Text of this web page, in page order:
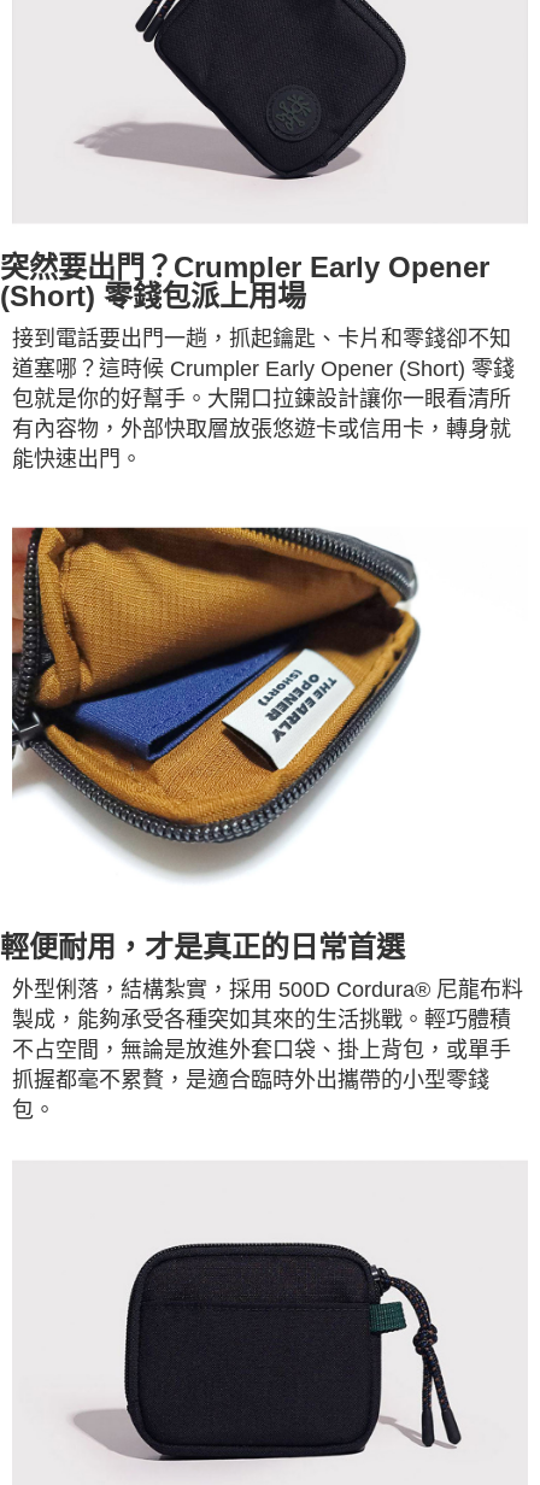
突然要出門？Crumpler Early Opener
(Short) 零錢包派上用場
接到電話要出門一趟，抓起鑰匙、卡片和零錢卻不知
道塞哪？這時候 Crumpler Early Opener (Short) 零錢
包就是你的好幫手。大開口拉鍊設計讓你一眼看清所
有內容物，外部快取層放張悠遊卡或信用卡，轉身就
能快速出門。
輕便耐用，才是真正的日常首選
外型俐落，結構紮實，採用 500D Cordura® 尼龍布料
製成，能夠承受各種突如其來的生活挑戰。輕巧體積
不占空間，無論是放進外套口袋、掛上背包，或單手
抓握都毫不累贅，是適合臨時外出攜帶的小型零錢
包。